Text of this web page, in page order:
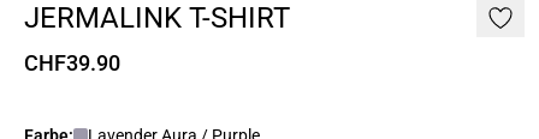
JERMALINK T-SHIRT
CHF39.90